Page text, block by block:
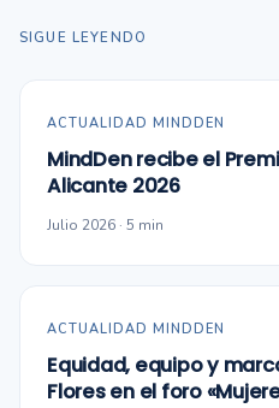
SIGUE LEYENDO
ACTUALIDAD MINDDEN
MindDen recibe el
Alicante 2026
Julio 2026 · 5 min
ACTUALIDAD MINDDEN
Equidad, equipo y
Flores en el foro